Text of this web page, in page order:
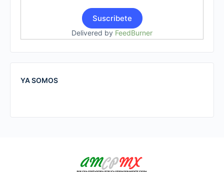
Delivered by FeedBurner
YA SOMOS